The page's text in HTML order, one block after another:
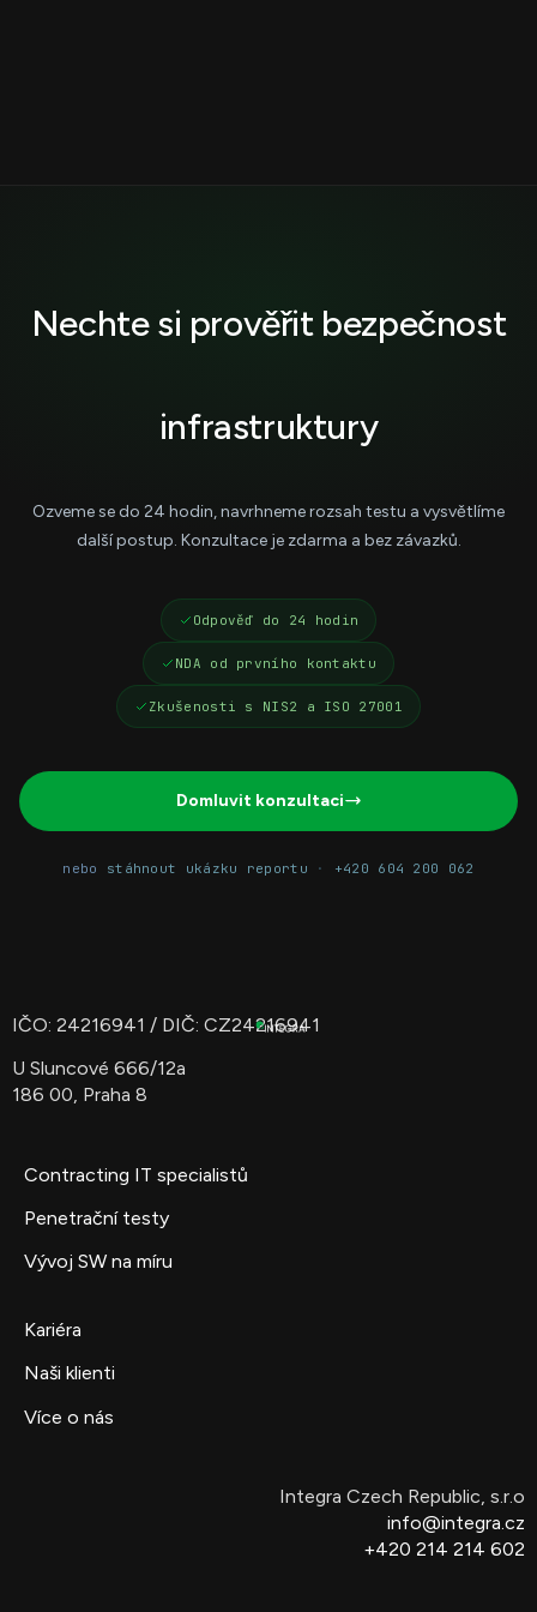
Nechte si prověřit bezpečnost
infrastruktury
Ozveme se do 24 hodin, navrhneme rozsah testu a vysvětlíme
další postup. Konzultace je zdarma a bez závazků.
Odpověď do 24 hodin
NDA od prvního kontaktu
Zkušenosti s NIS2 a ISO 27001
Domluvit konzultaci
nebo stáhnout ukázku reportu · +420 604 200 062
IČO: 24216941 / DIČ: CZ24216941
U Sluncové 666/12a
186 00, Praha 8
Contracting IT specialistů
Penetrační testy
Vývoj SW na míru
Kariéra
Naši klienti
Více o nás
Integra Czech Republic, s.r.o
info@integra.cz
+420 214 214 602